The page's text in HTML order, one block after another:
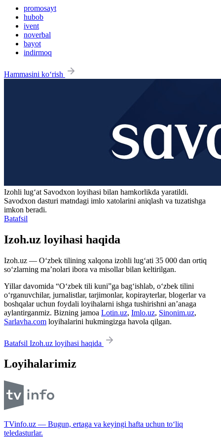
promosayt
hubob
ivent
noverbal
bayot
indirmoq
Hammasini ko‘rish
Izohli lugʻat Savodxon loyihasi bilan hamkorlikda yaratildi.
Savodxon dasturi matndagi imlo xatolarini aniqlash va tuzatishga
imkon beradi.
Batafsil
Izoh.uz loyihasi haqida
Izoh.uz — O‘zbek tilining xalqona izohli lug‘ati 35 000 dan ortiq
so‘zlarning ma’nolari ibora va misollar bilan keltirilgan.
Yillar davomida “O‘zbek tili kuni”ga bag‘ishlab, o‘zbek tilini
o‘rganuvchilar, jurnalistlar, tarjimonlar, kopirayterlar, blogerlar va
boshqalar uchun foydali loyihalarni ishga tushirishni an’anaga
aylantirganmiz. Bizning jamoa Lotin.uz, Imlo.uz, Sinonim.uz,
Sarlavha.com loyihalarini hukmingizga havola qilgan.
Batafsil Izoh.uz loyihasi haqida
Loyihalarimiz
TVinfo.uz — Bugun, ertaga va keyingi hafta uchun to‘liq
teledasturlar.